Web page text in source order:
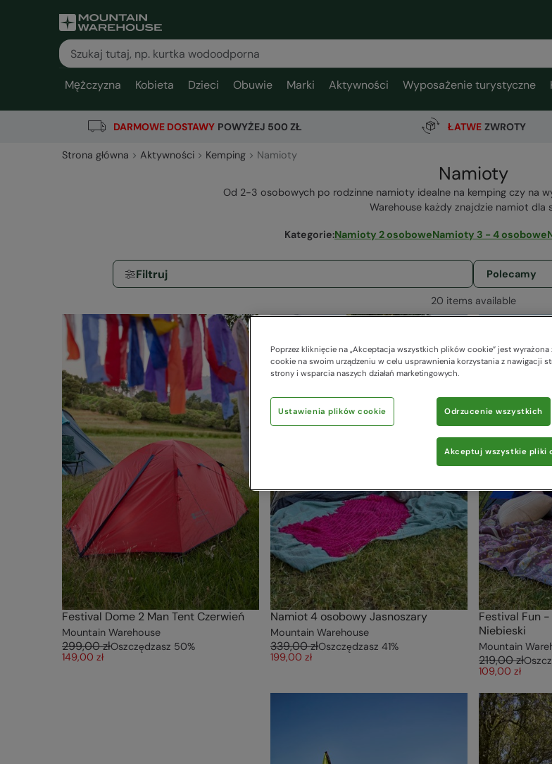
Mężczyzna Kobieta Dzieci Obuwie Marki Aktywności Wyposażenie turystyczne
DARMOWE DOSTAWY POWYŻEJ 500 ZŁ ŁATWE ZWROTY
Strona główna Aktywności Kemping Namioty
Namioty
Od 2-3 osobowych po rodzinne namioty idealne na kemping czy na
Warehouse każdy znajdzie namiot dla
Kategorie:Namioty 2 osoboweNamioty 3 - 4 osobowe
Filtruj
20 items available
Festival Dome 2 Man Tent Czerwień
Mountain Warehouse
299,00 złOszczędzasz 50%
149,00 zł
Namiot 4 osobowy Jasnoszary
Mountain Warehouse
339,00 złOszczędzasz 41%
199,00 zł
Festival Fun
Niebieski
Mountain
219,00 zł
109,00 zł
Poprzez kliknięcie na „Akceptacja wszystkich plików cookie” jest
cookie na swoim urządzeniu w celu usprawnienia korzystania z nawigacji
strony i wsparcia naszych działań marketingowych.
Ustawienia plików cookie Odrzucenie wszystkich
Akceptuj wszystkie pliki